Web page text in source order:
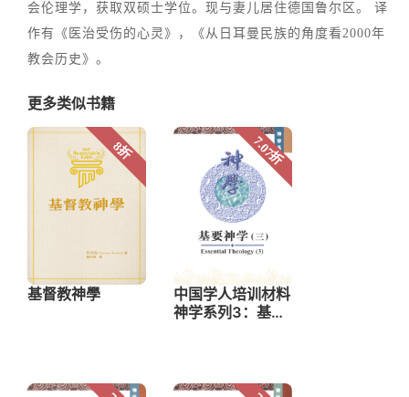
会伦理学，获取双硕士学位。现与妻儿居住德国鲁尔区。 译
作有《医治受伤的心灵》，《从日耳曼民族的角度看2000年
教会历史》。
更多类似书籍